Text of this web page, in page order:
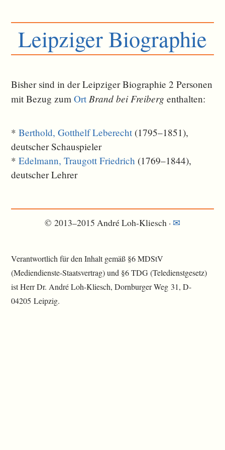
Leipziger Biographie
Bisher sind in der Leipziger Biographie 2 Personen
mit Bezug zumOrt Brand bei Freiberg ent­halten:
*Berthold, Gotthelf Leberecht (1795–1851),
deutscher Schauspieler
*Edelmann, Traugott Friedrich (1769–1844),
deutscher Lehrer
© 2013–2015 André Loh-Kliesch · ✉
Verantwortlich für den Inhalt gemäß §6 MDStV
(Mediendienste-Staatsvertrag) und §6 TDG (Teledienstgesetz)
ist Herr Dr. André Loh-Kliesch, Dornburger Weg 31, D-
04205 Leipzig.